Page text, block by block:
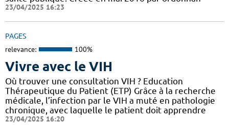
23/04/2025 16:23
PAGES
relevance: 100%
Vivre avec le VIH
Où trouver une consultation VIH ? Education
Thérapeutique du Patient (ETP) Grâce à la recherche
médicale, l’infection par le VIH a muté en pathologie
chronique, avec laquelle le patient doit apprendre
23/04/2025 16:20